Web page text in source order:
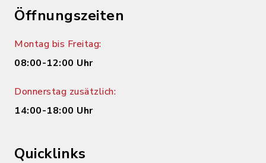
Öffnungszeiten
Montag bis Freitag:
08:00-12:00 Uhr
Donnerstag zusätzlich:
14:00-18:00 Uhr
Quicklinks